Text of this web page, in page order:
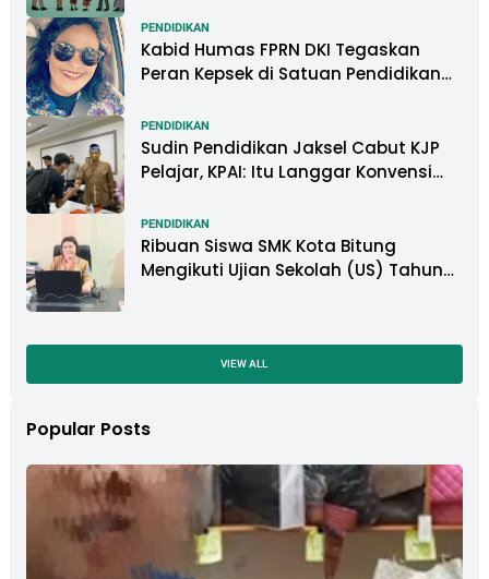
PENDIDIKAN
Kabid Humas FPRN DKI Tegaskan
Peran Kepsek di Satuan Pendidikan
PENDIDIKAN
Sudin Pendidikan Jaksel Cabut KJP
Pelajar, KPAI: Itu Langgar Konvensi
PENDIDIKAN
Ribuan Siswa SMK Kota Bitung
Mengikuti Ujian Sekolah (US) Tahun
VIEW ALL
Popular Posts